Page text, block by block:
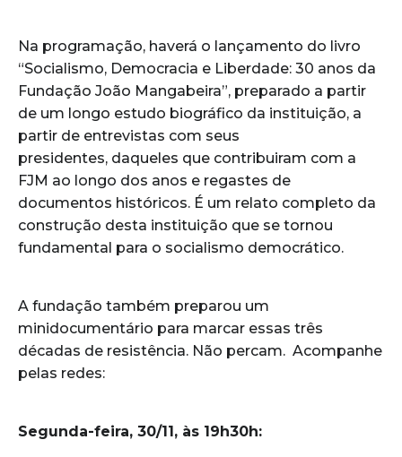
Na programação, haverá o lançamento do livro
“Socialismo, Democracia e Liberdade: 30 anos da
Fundação João Mangabeira”, preparado a partir
de um longo estudo biográfico da instituição, a
partir de entrevistas com seus
presidentes, daqueles que contribuiram com a
FJM ao longo dos anos e regastes de
documentos históricos. É um relato completo da
construção desta instituição que se tornou
fundamental para o socialismo democrático.
A fundação também preparou um
minidocumentário para marcar essas três
décadas de resistência. Não percam. Acompanhe
pelas redes:
Segunda-feira, 30/11, às 19h30h: